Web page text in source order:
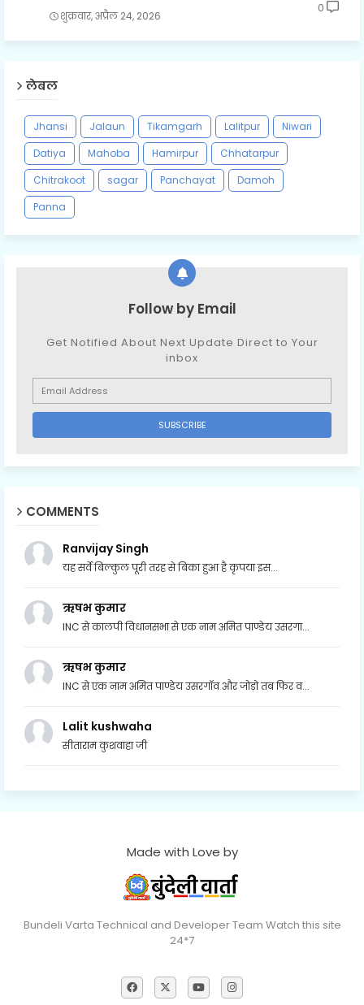
शुक्रवार, अप्रैल 24, 2026
0
लेबल
Jhansi Jalaun Tikamgarh Lalitpur
Niwari
Datiya
Mahoba Hamirpur
Chhatarpur
Chitrakoot
sagar Panchayat
Damoh
Panna
Follow by Email
Get Notified About Next Update Direct to Your
inbox
COMMENTS
Ranvijay Singh
यह सर्वे बिल्कुल पूरी तरह से बिका हुआ है कृपया इस...
ऋषभ कुमार
INC से कालपी विधानसभा से एक नाम अमित पाण्डेय उसरगा...
ऋषभ कुमार
INC से एक नाम अमित पाण्डेय उसरगॉव और जोड़ो तब फिर व...
Lalit kushwaha
सीताराम कुशवाहा जी
Made with Love by
Bundeli Varta Technical and Developer Team Watch this site
24*7